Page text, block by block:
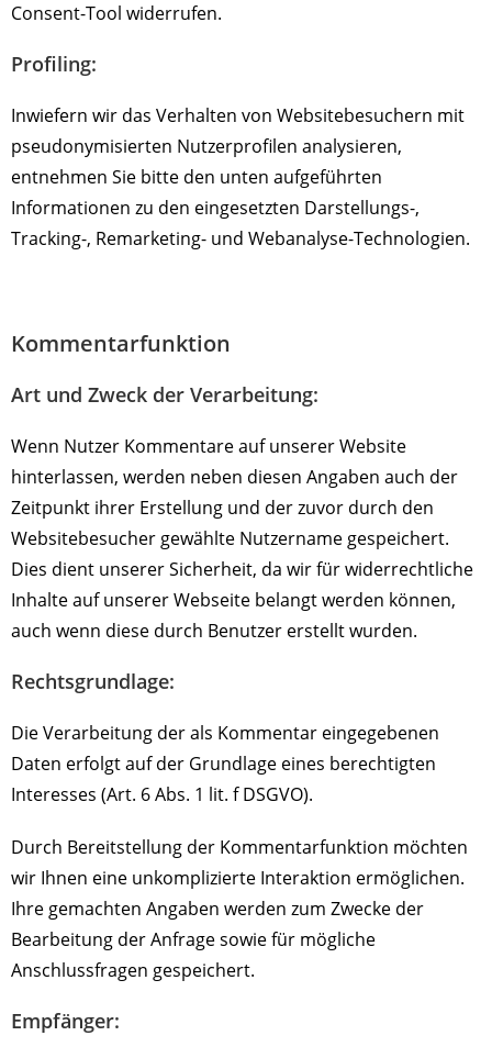
Consent-Tool widerrufen.
Profiling:
Inwiefern wir das Verhalten von Websitebesuchern mit
pseudonymisierten Nutzerprofilen analysieren,
entnehmen Sie bitte den unten aufgeführten
Informationen zu den eingesetzten Darstellungs-,
Tracking-, Remarketing- und Webanalyse-Technologien.
Kommentarfunktion
Art und Zweck der Verarbeitung:
Wenn Nutzer Kommentare auf unserer Website
hinterlassen, werden neben diesen Angaben auch der
Zeitpunkt ihrer Erstellung und der zuvor durch den
Websitebesucher gewählte Nutzername gespeichert.
Dies dient unserer Sicherheit, da wir für widerrechtliche
Inhalte auf unserer Webseite belangt werden können,
auch wenn diese durch Benutzer erstellt wurden.
Rechtsgrundlage:
Die Verarbeitung der als Kommentar eingegebenen
Daten erfolgt auf der Grundlage eines berechtigten
Interesses (Art. 6 Abs. 1 lit. f DSGVO).
Durch Bereitstellung der Kommentarfunktion möchten
wir Ihnen eine unkomplizierte Interaktion ermöglichen.
Ihre gemachten Angaben werden zum Zwecke der
Bearbeitung der Anfrage sowie für mögliche
Anschlussfragen gespeichert.
Empfänger: